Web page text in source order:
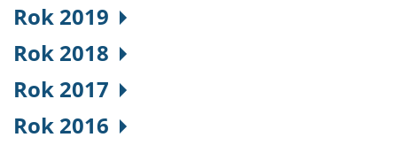
Rok 2019
Rok 2018
Rok 2017
Rok 2016